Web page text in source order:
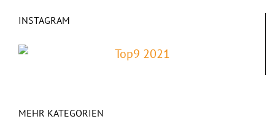
INSTAGRAM
MEHR KATEGORIEN